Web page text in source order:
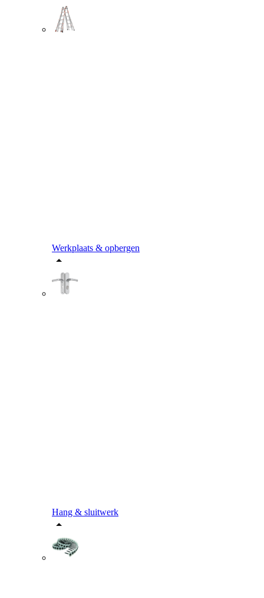
Werkplaats & opbergen
Hang & sluitwerk